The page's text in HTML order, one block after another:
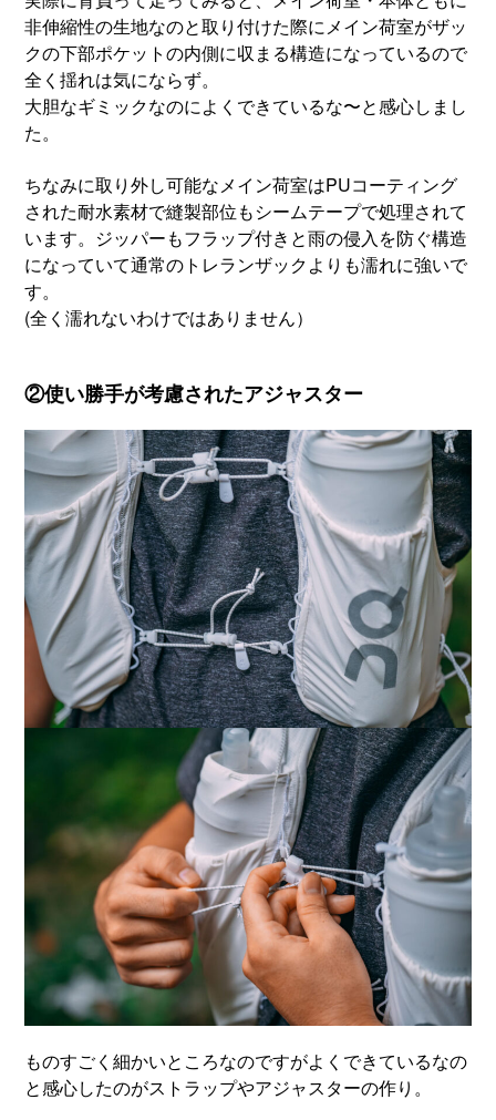
非伸縮性の生地なのと取り付けた際にメイン荷室がザッ
クの下部ポケットの内側に収まる構造になっているので
全く揺れは気にならず。
大胆なギミックなのによくできているな〜と感心しまし
た。
ちなみに取り外し可能なメイン荷室はPUコーティング
された耐水素材で縫製部位もシームテープで処理されて
います。ジッパーもフラップ付きと雨の侵入を防ぐ構造
になっていて通常のトレランザックよりも濡れに強いで
す。
(全く濡れないわけではありません）
②使い勝手が考慮されたアジャスター
ものすごく細かいところなのですがよくできているなの
と感心したのがストラップやアジャスターの作り。